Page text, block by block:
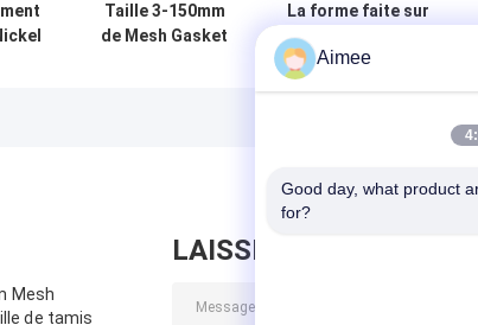
Taille 3-150mm
de Mesh Gasket
La forme faite sur
ISO9001 de SS304
SS316 Mesh Filter
Mesh
de tamis
LAISSEZ UN MESSAGE
Aimee
Good day, what product
for?